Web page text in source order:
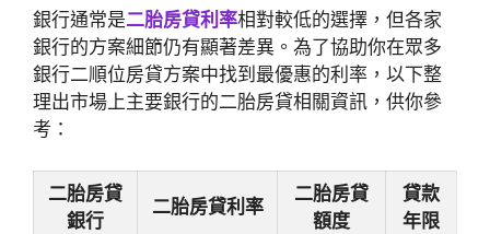
銀行通常是二胎房貸利率相對較低的選擇，但各家
銀行的方案細節仍有顯著差異。為了協助你在眾多
銀行二順位房貸方案中找到最優惠的利率，以下整
理出市場上主要銀行的二胎房貸相關資訊，供你參
考：
二胎房貸
銀行
二胎房貸利率
二胎房貸
額度
貸款
年限